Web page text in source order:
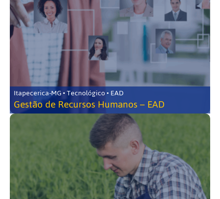
Itapecerica-MG • Tecnológico • EAD
Gestão de Recursos Humanos – EAD